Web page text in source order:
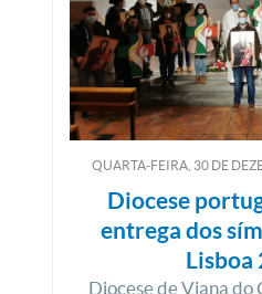
QUARTA-FEIRA, 30DE
Diocese
entrega dos
Lisboa
Diocese de Viana do